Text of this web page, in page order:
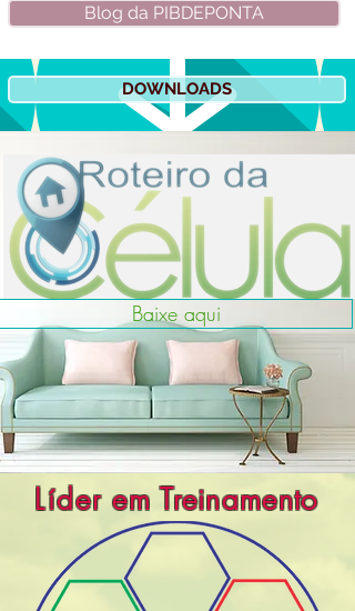
Blog da PIBDEPONTA
Baixe aqui
Líder em Treinamento
DOWNLOADS